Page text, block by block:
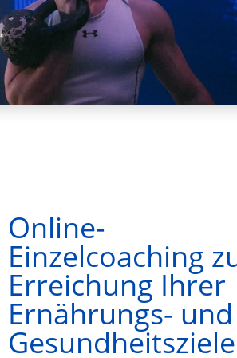
Online-
Einzelcoaching
Erreichung Ihrer
Ernährungs- und
Gesundheitsziele